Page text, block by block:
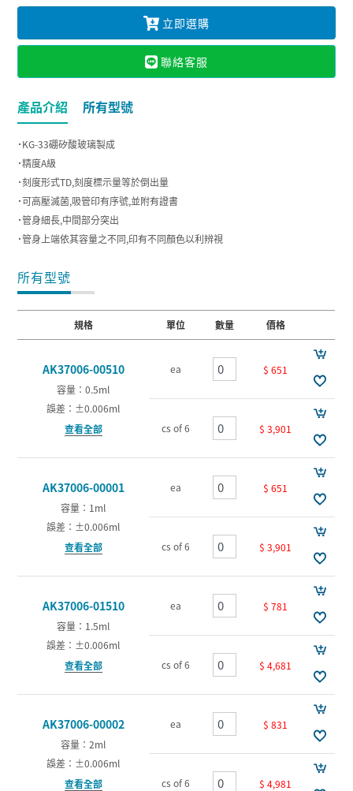
立即選購
聯絡客服
產品介紹 所有型號
˙KG-33硼矽酸玻璃製成
˙精度A級
˙刻度形式TD,刻度標示量等於倒出量
˙可高壓滅菌,吸管印有序號,並附有證書
˙管身細長,中間部分突出
˙管身上端依其容量之不同,印有不同顏色以利辨視
所有型號
規格 單位 數量 價格
AK37006-00510
容量：0.5ml
誤差：±0.006ml
查看全部
ea $ 651
cs of 6 $ 3,901
AK37006-00001
容量：1ml
誤差：±0.006ml
查看全部
ea $ 651
cs of 6 $ 3,901
AK37006-01510
容量：1.5ml
誤差：±0.006ml
查看全部
ea $ 781
cs of 6 $ 4,681
AK37006-00002
容量：2ml
誤差：±0.006ml
查看全部
ea $ 831
cs of 6 $ 4,981